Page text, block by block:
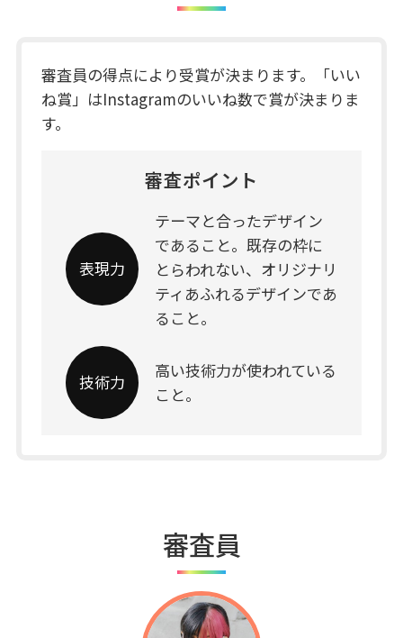
審査員の得点により受賞が決まります。「いい
ね賞」はInstagramのいいね数で賞が決まりま
す。
審査ポイント
表現力
テーマと合ったデザイン
であること。既存の枠に
とらわれない、オリジナリ
ティあふれるデザインであ
ること。
技術力
高い技術力が使われている
こと。
審査員